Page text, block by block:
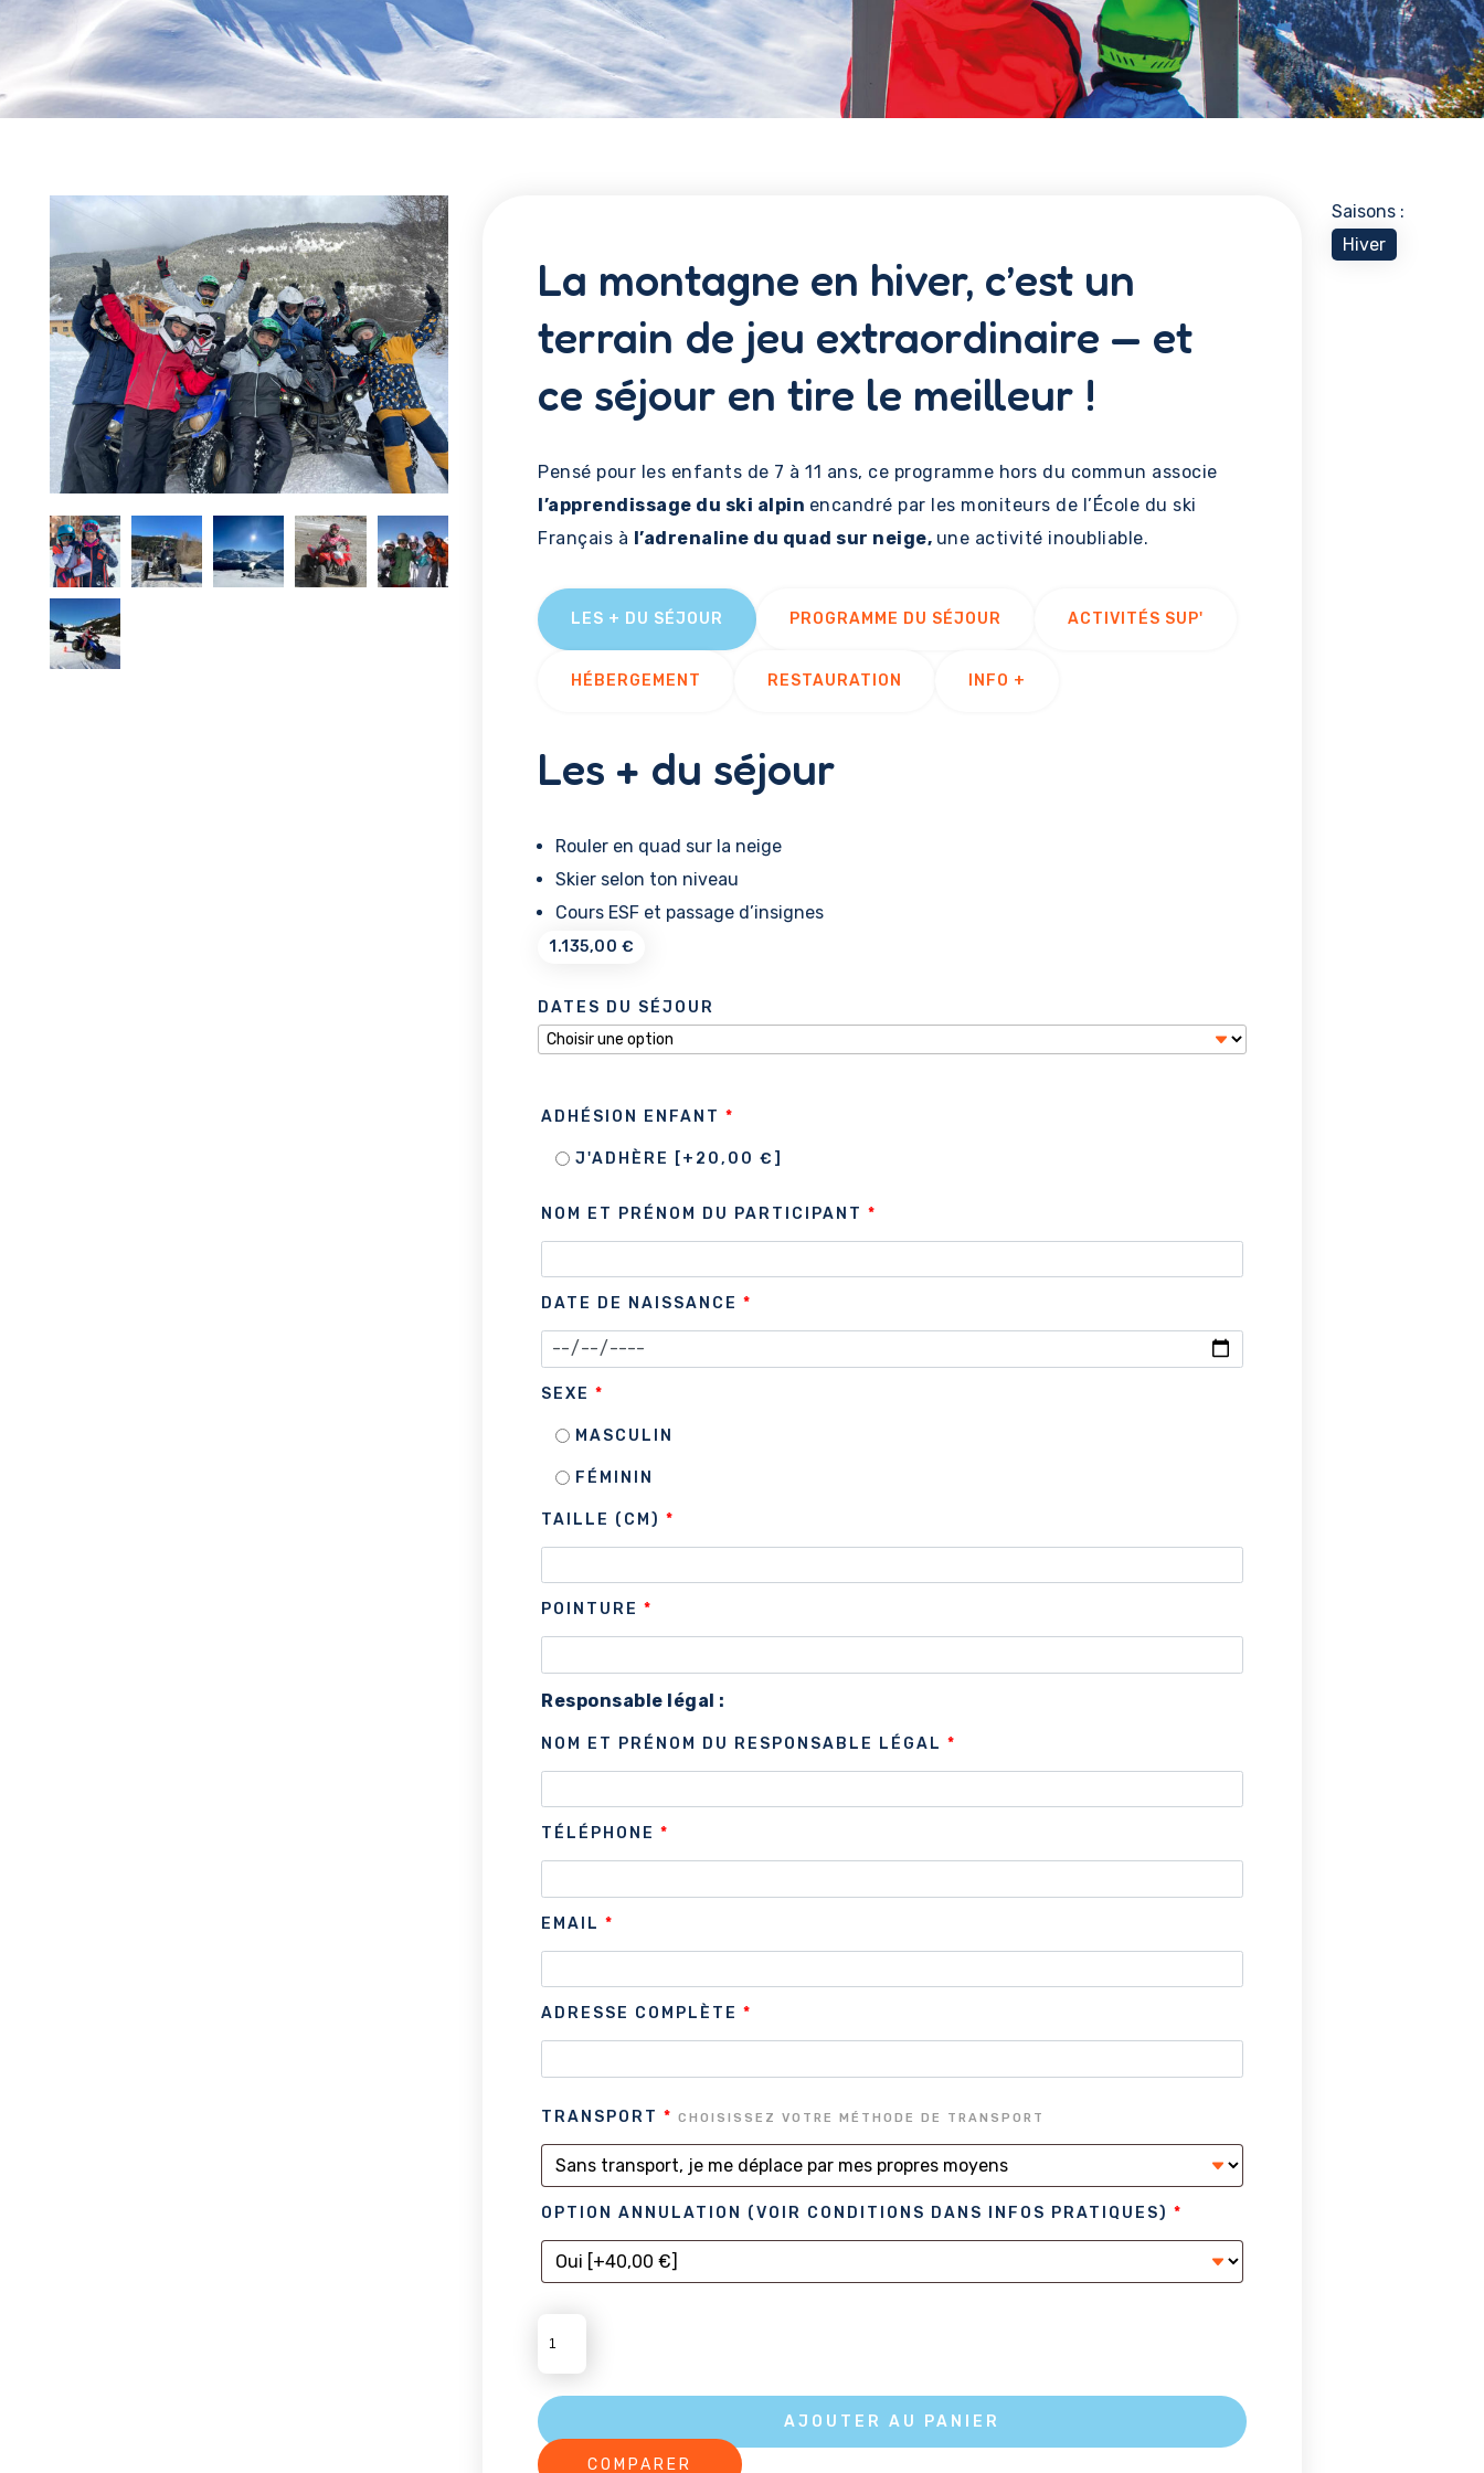
La montagne en hiver, c’est un
terrain de jeu extraordinaire — et
ce séjour en tire le meilleur !
Pensé pour les enfants de 7 à 11 ans, ce programme hors du commun associe
l’apprendissage du ski alpin encandré par les moniteurs de l’École du ski
Français à l’adrenaline du quad sur neige, une activité inoubliable.
LES + DU SÉJOUR PROGRAMME DU SÉJOUR ACTIVITÉS SUP'
HÉBERGEMENT RESTAURATION INFO +
Les + du séjour
Rouler en quad sur la neige
Skier selon ton niveau
Cours ESF et passage d’insignes
1.135,00 €
DATES DU SÉJOUR
ADHÉSION ENFANT *
J'ADHÈRE [+20,00 €]
NOM ET PRÉNOM DU PARTICIPANT *
DATE DE NAISSANCE *
SEXE *
MASCULIN
FÉMININ
TAILLE (CM) *
POINTURE *
Responsable légal :
NOM ET PRÉNOM DU RESPONSABLE LÉGAL *
TÉLÉPHONE *
EMAIL *
ADRESSE COMPLÈTE *
TRANSPORT * CHOISISSEZ VOTRE MÉTHODE DE TRANSPORT
OPTION ANNULATION (VOIR CONDITIONS DANS INFOS PRATIQUES) *
QUAD
KIDS
AJOUTER AU PANIER
COMPARER
Saisons :
Hiver